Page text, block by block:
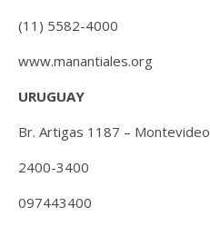
(11) 5582-4000
www.manantiales.org
URUGUAY
Br. Artigas 1187 – Montevideo
2400-3400
097443400